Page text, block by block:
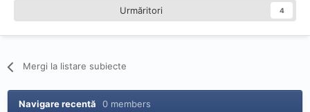
Urmăritori 4
Mergi la listare subiecte
Navigare recentă 0 members